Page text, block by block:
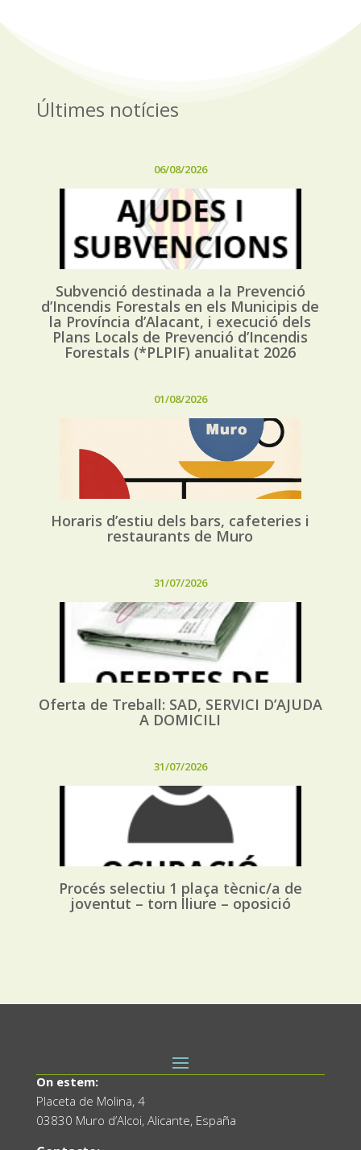
Últimes notícies
06/08/2026
Subvenció destinada a la Prevenció
d’Incendis Forestals en els Municipis de
la Província d’Alacant, i execució dels
Plans Locals de Prevenció d’Incendis
Forestals (*PLPIF) anualitat 2026
01/08/2026
Horaris d’estiu dels bars, cafeteries i
restaurants de Muro
31/07/2026
Oferta de Treball: SAD, SERVICI D’AJUDA
A DOMICILI
31/07/2026
Procés selectiu 1 plaça tècnic/a de
joventut – torn lliure – oposició
On estem:
Placeta de Molina, 4
03830 Muro d’Alcoi, Alicante, España